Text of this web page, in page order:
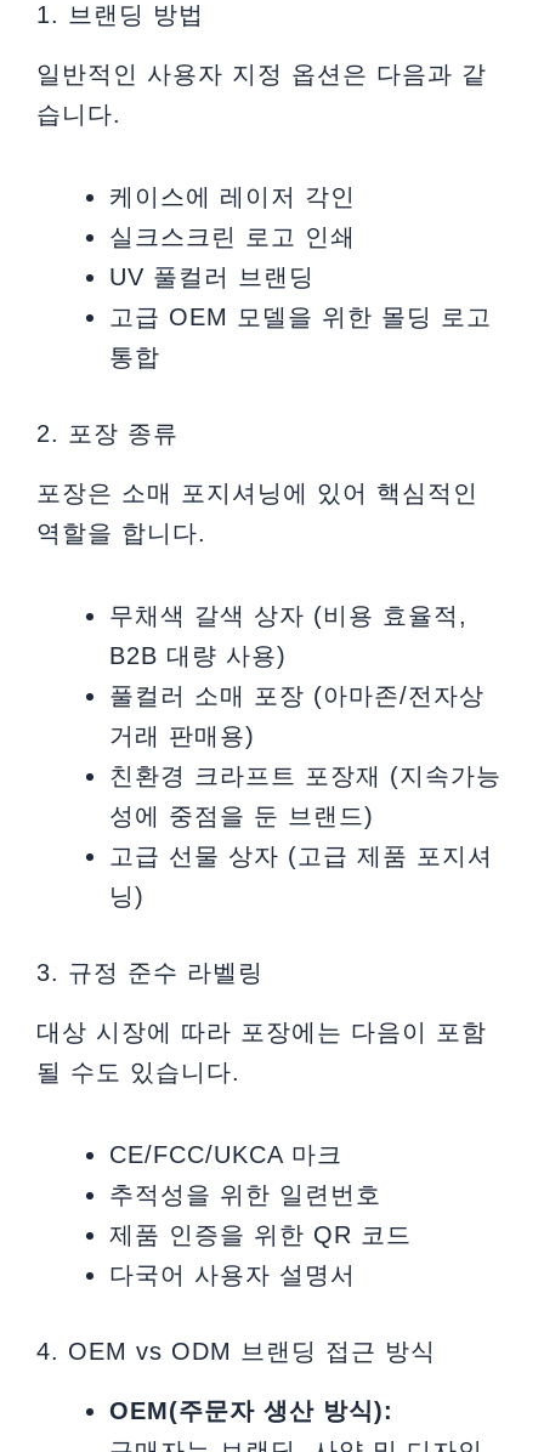
1. 브랜딩 방법
일반적인 사용자 지정 옵션은 다음과 같
습니다.
케이스에 레이저 각인
실크스크린 로고 인쇄
UV 풀컬러 브랜딩
고급 OEM 모델을 위한 몰딩 로고
통합
2. 포장 종류
포장은 소매 포지셔닝에 있어 핵심적인
역할을 합니다.
무채색 갈색 상자 (비용 효율적,
B2B 대량 사용)
풀컬러 소매 포장 (아마존/전자상
거래 판매용)
친환경 크라프트 포장재 (지속가능
성에 중점을 둔 브랜드)
고급 선물 상자 (고급 제품 포지셔
닝)
3. 규정 준수 라벨링
대상 시장에 따라 포장에는 다음이 포함
될 수도 있습니다.
CE/FCC/UKCA 마크
추적성을 위한 일련번호
제품 인증을 위한 QR 코드
다국어 사용자 설명서
4. OEM vs ODM 브랜딩 접근 방식
OEM(주문자 생산 방식):